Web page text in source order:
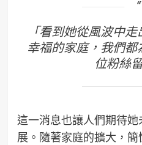
「看到她從風波中
幸福的家庭，我們
位粉絲
這一消息也讓人們期待
展。隨著家庭的擴大，